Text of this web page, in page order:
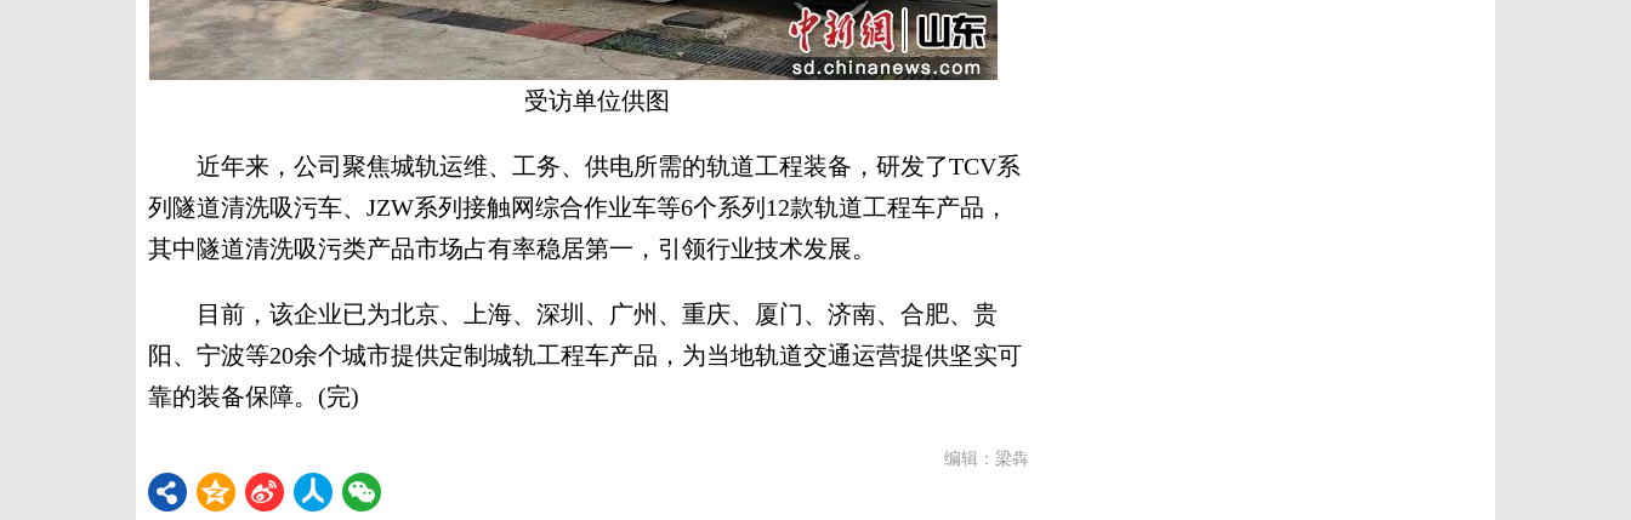
受访单位供图
近年来，公司聚焦城轨运维、工务、供电所需的轨道工程装备，研发了TCV系
列隧道清洗吸污车、JZW系列接触网综合作业车等6个系列12款轨道工程车产品，
其中隧道清洗吸污类产品市场占有率稳居第一，引领行业技术发展。
目前，该企业已为北京、上海、深圳、广州、重庆、厦门、济南、合肥、贵
阳、宁波等20余个城市提供定制城轨工程车产品，为当地轨道交通运营提供坚实可
靠的装备保障。(完)
编辑：梁犇